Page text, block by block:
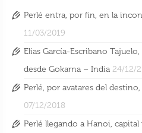
Perlé entra, por fin, en la
11/03/2019
Elías García-Escribano
desde Gokarna – India 24/12/
Perlé, por avatares del
07/12/2018
Perlé llegando a Hanoi,